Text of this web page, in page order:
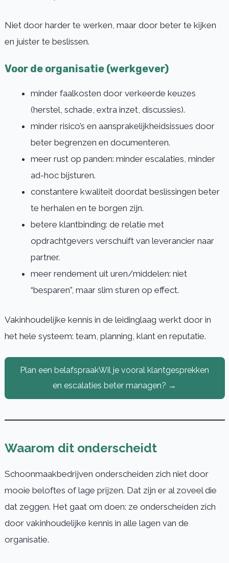
Niet door harder te werken, maar door beter te kijken
en juister te beslissen.
Voor de organisatie (werkgever)
minder faalkosten door verkeerde keuzes
(herstel, schade, extra inzet, discussies).
minder risico’s en aansprakelijkheidsissues door
beter begrenzen en documenteren.
meer rust op panden: minder escalaties, minder
ad-hoc bijsturen.
constantere kwaliteit doordat beslissingen beter
te herhalen en te borgen zijn.
betere klantbinding: de relatie met
opdrachtgevers verschuift van leverancier naar
partner.
meer rendement uit uren/middelen: niet
“besparen”, maar slim sturen op effect.
Vakinhoudelijke kennis in de leidinglaag werkt door in
het hele systeem: team, planning, klant en reputatie.
Plan een belafspraakWil je vooral klantgesprekken
en escalaties beter managen? →
Waarom dit onderscheidt
Schoonmaakbedrijven onderscheiden zich niet door
mooie beloftes of lage prijzen. Dat zijn er al zoveel die
dat zeggen. Het gaat om doen: ze onderscheiden zich
door vakinhoudelijke kennis in alle lagen van de
organisatie.